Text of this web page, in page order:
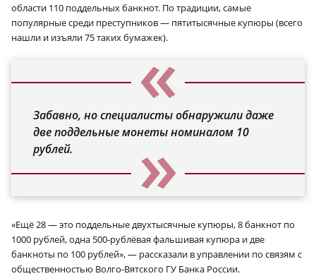
области 110 поддельных банкнот. По традиции, самые
популярные среди преступников — пятитысячные купюры (всего
нашли и изъяли 75 таких бумажек).
Забавно, но специалисты обнаружили даже
две поддельные монеты номиналом 10
рублей.
«Ещё 28 — это поддельные двухтысячные купюры, 8 банкнот по
1000 рублей, одна 500-рублёвая фальшивая купюра и две
банкноты по 100 рублей», — рассказали в управлении по связям с
общественностью Волго-Вятского ГУ Банка России.